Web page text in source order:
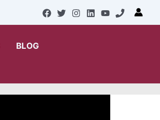
BLOG